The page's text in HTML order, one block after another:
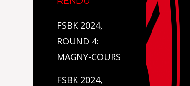
FSBK 2024,
ROUND 4:
MAGNY-COURS
FSBK 2024,